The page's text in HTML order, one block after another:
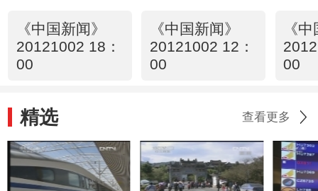
《中国新闻》
20121002 18：
00
《中国新闻》
20121002 12：
00
《
00
精选 查看更多